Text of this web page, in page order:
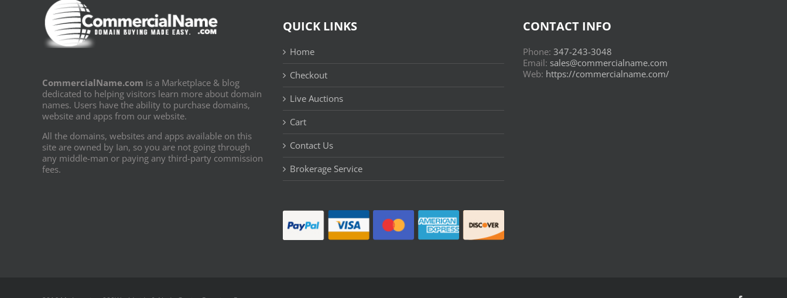
CommercialName.com is a Marketplace & blog
dedicated to helping visitors learn more about domain
names. Users have the ability to purchase domains,
website and apps from our website.
All the domains, websites and apps available on this
site are owned by Ian, so you are not going through
any middle-man or paying any third-party commission
fees.
QUICK LINKS
Home
Checkout
Live Auctions
Cart
Contact Us
Brokerage Service
CONTACT INFO
Phone:347-243-3048
Email: sales@commercialname.com
Web: https://commercialname.com/